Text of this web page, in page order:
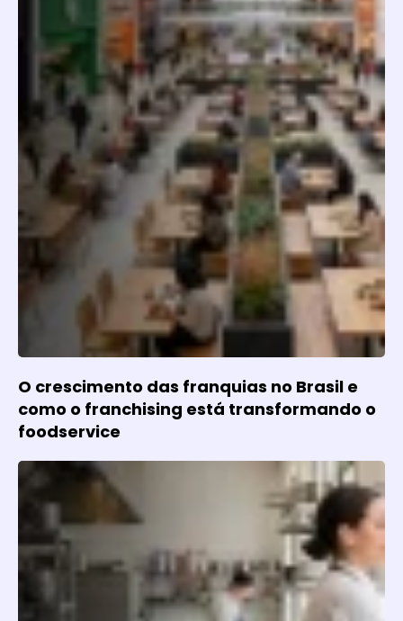
O crescimento das franquias no Brasil e
como o franchising está transformando o
foodservice